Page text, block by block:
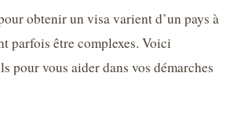
obtenir un visa varient d’un pays à
parfois être complexes. Voici
pour vous aider dans vos démarches